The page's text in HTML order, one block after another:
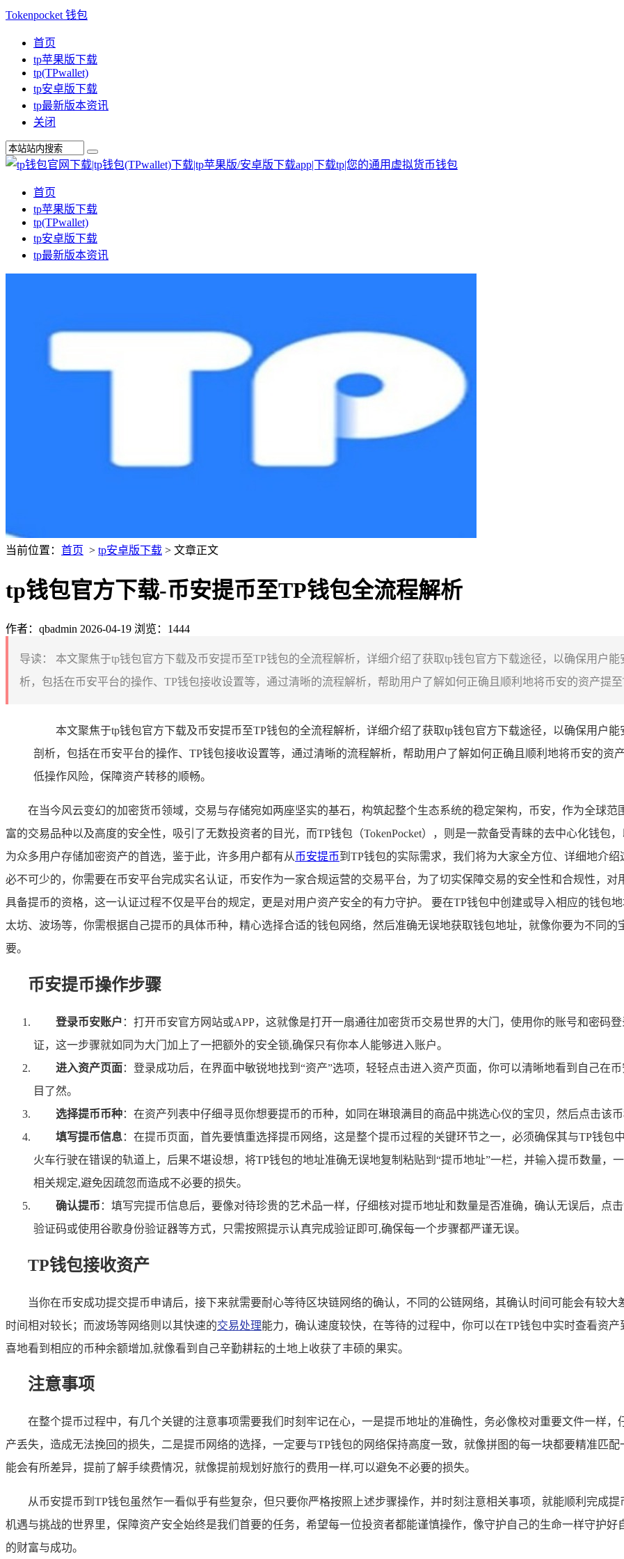
Tokenpocket 钱包
首页
tp苹果版下载
tp(TPwallet)
tp安卓版下载
tp最新版本资讯
关闭
首页
tp苹果版下载
tp(TPwallet)
tp安卓版下载
tp最新版本资讯
当前位置： 首页 > tp安卓版下载 > 文章正文
tp钱包官方下载-币安提币至TP钱包全流程解析
作者：qbadmin 2026-04-19 浏览：1444
导读：
本文聚焦于tp钱包官方下载及币安提币至TP钱包的全流程解析，详细介绍了获取tp钱包官方下载途径，以确保用户
析，包括在币安平台的操作、TP钱包接收设置等，通过清晰的流程解析，帮助用户了解如何正确且顺利地将币安的资产提
本文聚焦于tp钱包官方下载及币安提币至TP钱包的全流程解析，详细介绍了获取tp钱包官方下载途径，以确保用户
剖析，包括在币安平台的操作、TP钱包接收设置等，通过清晰的流程解析，帮助用户了解如何正确且顺利地将币安的资
低操作风险，保障资产转移的顺畅。
在当今风云变幻的加密货币领域，交易与存储宛如两座坚实的基石，构筑起整个生态系统的稳定架构，币安，作为全球
富的交易品种以及高度的安全性，吸引了无数投资者的目光，而TP钱包（TokenPocket），则是一款备受青睐的去中心化钱包
为众多用户存储加密资产的首选，鉴于此，许多用户都有从币安提币到TP钱包的实际需求，我们将为大家全方位、详细地介
必不可少的，你需要在币安平台完成实名认证，币安作为一家合规运营的交易平台，为了切实保障交易的安全性和合规性，
具备提币的资格，这一认证过程不仅是平台的规定，更是对用户资产安全的有力守护。 要在TP钱包中创建或导入相应的钱包
太坊、波场等，你需根据自己提币的具体币种，精心选择合适的钱包网络，然后准确无误地获取钱包地址，就像你要为不同
要。
币安提币操作步骤
登录币安账户 ：打开币安官方网站或APP，这就像是打开一扇通往加密货币交易世界的大门，使用你的账号和密码
证，这一步骤就如同为大门加上了一把额外的安全锁,确保只有你本人能够进入账户。
进入资产页面：登录成功后，在界面中敏锐地找到“资产”选项，轻轻点击进入资产页面，你可以清晰地看到自己在
目了然。
选择提币币种：在资产列表中仔细寻觅你想要提币的币种，如同在琳琅满目的商品中挑选心仪的宝贝，然后点击该
填写提币信息：在提币页面，首先要慎重选择提币网络，这是整个提币过程的关键环节之一，必须确保其与TP钱
火车行驶在错误的轨道上，后果不堪设想，将TP钱包的地址准确无误地复制粘贴到“提币地址”一栏，并输入提币数量，
相关规定,避免因疏忽而造成不必要的损失。
确认提币 ：填写完提币信息后，要像对待珍贵的艺术品一样，仔细核对提币地址和数量是否准确，确认无误后，点
验证码或使用谷歌身份验证器等方式，只需按照提示认真完成验证即可,确保每一个步骤都严谨无误。
TP钱包接收资产
当你在币安成功提交提币申请后，接下来就需要耐心等待区块链网络的确认，不同的公链网络，其确认时间可能会有较
时间相对较长；而波场等网络则以其快速的交易处理能力，确认速度较快，在等待的过程中，你可以在TP钱包中实时查看资
喜地看到相应的币种余额增加,就像看到自己辛勤耕耘的土地上收获了丰硕的果实。
注意事项
在整个提币过程中，有几个关键的注意事项需要我们时刻牢记在心，一是提币地址的准确性，务必像校对重要文件一样
产丢失，造成无法挽回的损失，二是提币网络的选择，一定要与TP钱包的网络保持高度一致，就像拼图的每一块都要精准匹
能会有所差异，提前了解手续费情况，就像提前规划好旅行的费用一样,可以避免不必要的损失。
从币安提币到TP钱包虽然乍一看似乎有些复杂，但只要你严格按照上述步骤操作，并时刻注意相关事项，就能顺利完成
机遇与挑战的世界里，保障资产安全始终是我们首要的任务，希望每一位投资者都能谨慎操作，像守护自己的生命一样守护好
的财富与成功。